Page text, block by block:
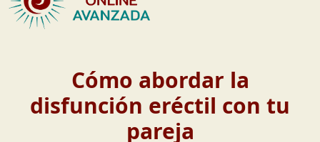
Cómo abordar la
disfunción eréctil con tu
pareja